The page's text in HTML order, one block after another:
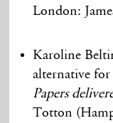
London:
Karoline
alternative
Papers
Totton